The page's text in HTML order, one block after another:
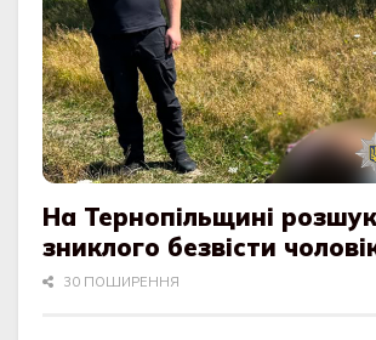
На Тернопільщині
зниклого безвісти
30 ПОШИРЕННЯ